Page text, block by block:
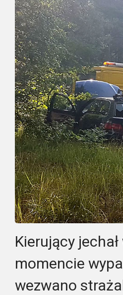
Kierujący
momencie
wezwano